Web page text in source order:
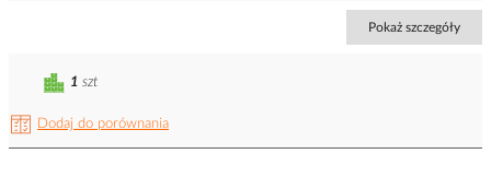
Pokaż szczegóły
Dodaj do porównania
1 szt